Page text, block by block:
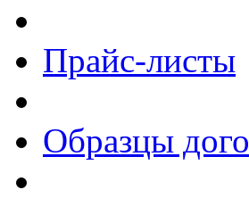
Прайс-листы
Образцы